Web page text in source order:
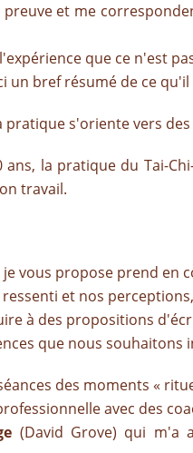
et me
que ce n'est
un bref résumé de ce
s'oriente vers
ans, la pratique du Tai-
travail.
vous propose prend en
ressenti et nos
à des propositions
que nous souhaitons
des moments «
avec des
(David Grove) qui m'a